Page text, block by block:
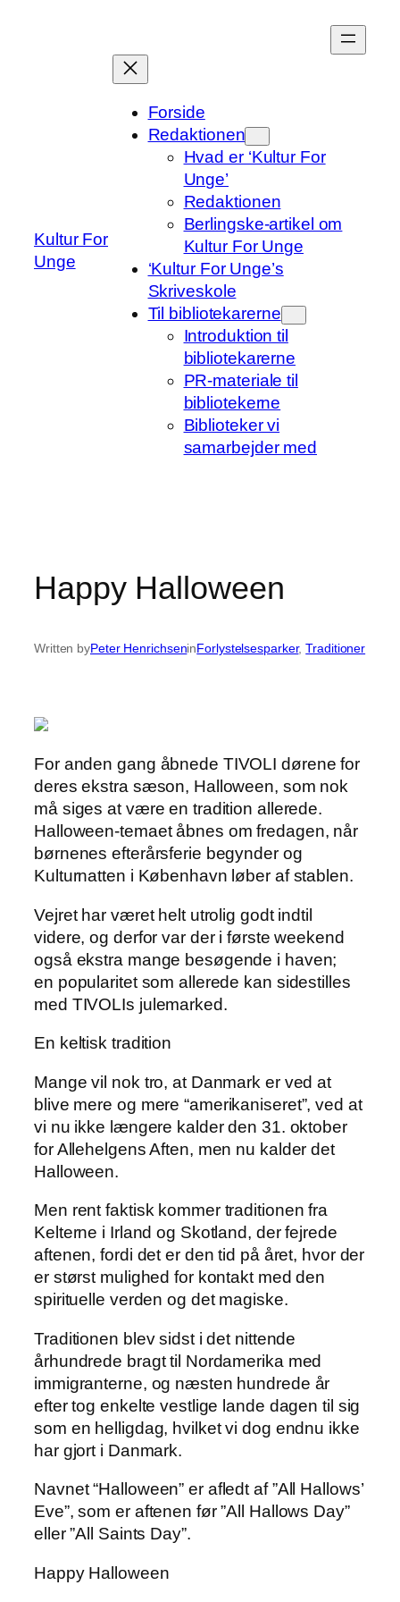
Kultur For
Unge
Forside
Redaktionen
Hvad er ‘Kultur For
Unge’
Redaktionen
Berlingske-artikel om
Kultur For Unge
‘Kultur For Unge’s
Skriveskole
Til bibliotekarerne
Introduktion til
bibliotekarerne
PR-materiale til
bibliotekerne
Biblioteker vi
samarbejder med
Happy Halloween
Written byPeter HenrichseninForlystelsesparker, Traditioner
For anden gang åbnede TIVOLI dørene for
deres ekstra sæson, Halloween, som nok
må siges at være en tradition allerede.
Halloween-temaet åbnes om fredagen, når
børnenes efterårsferie begynder og
Kulturnatten i København løber af stablen.
Vejret har været helt utrolig godt indtil
videre, og derfor var der i første weekend
også ekstra mange besøgende i haven;
en popularitet som allerede kan sidestilles
med TIVOLIs julemarked.
En keltisk tradition
Mange vil nok tro, at Danmark er ved at
blive mere og mere “amerikaniseret”, ved at
vi nu ikke længere kalder den 31. oktober
for Allehelgens Aften, men nu kalder det
Halloween.
Men rent faktisk kommer traditionen fra
Kelterne i Irland og Skotland, der fejrede
aftenen, fordi det er den tid på året, hvor der
er størst mulighed for kontakt med den
spirituelle verden og det magiske.
Traditionen blev sidst i det nittende
århundrede bragt til Nordamerika med
immigranterne, og næsten hundrede år
efter tog enkelte vestlige lande dagen til sig
som en helligdag, hvilket vi dog endnu ikke
har gjort i Danmark.
Navnet “Halloween” er afledt af ”All Hallows’
Eve”, som er aftenen før ”All Hallows Day”
eller ”All Saints Day”.
Happy Halloween